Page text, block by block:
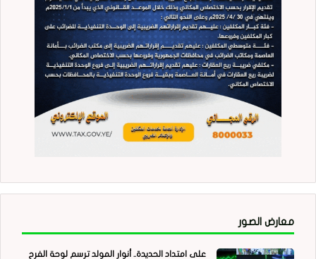
معارض الصور
على امتداد الحديدة.. أنوار المولد ترسم لوحة الفرح